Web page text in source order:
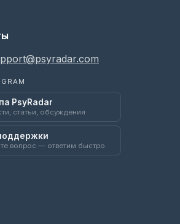
PsyRadar
статьи, обсуждения
вопрос — ответим быстро